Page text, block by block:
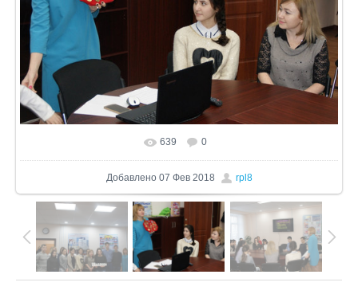
В реальном размере 1024x679
639 0
Добавлено07 Фев 2018 rpl8